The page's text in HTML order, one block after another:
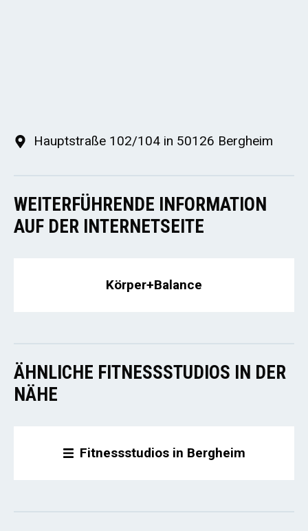
Hauptstraße 102/104 in 50126 Bergheim
WEITERFÜHRENDE INFORMATION
AUF DER INTERNETSEITE
Körper+Balance
ÄHNLICHE FITNESSSTUDIOS IN DER
NÄHE
Fitnessstudios in Bergheim